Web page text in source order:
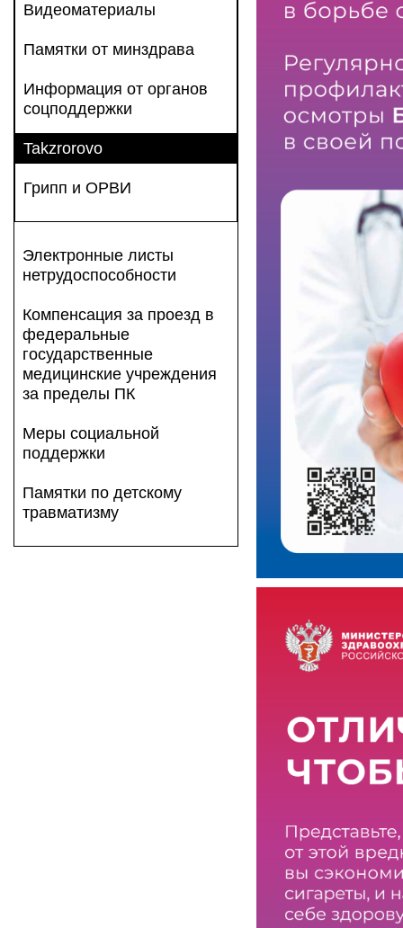
Видеоматериалы
Памятки от минздрава
Информация от органов
соцподдержки
Takzrorovo
Грипп и ОРВИ
Электронные листы
нетрудоспособности
Компенсация за проезд в
федеральные
государственные
медицинские учреждения
за пределы ПК
Меры социальной
поддержки
Памятки по детскому
травматизму